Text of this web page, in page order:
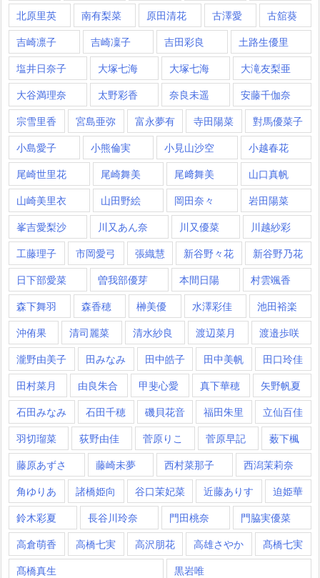
北原里英 南有梨菜 原田清花 古澤愛 古舘葵
吉崎凛子 吉崎凜子 吉田彩良 土路生優里
塩井日奈子 大塚七海 大塚七海​ 大滝友梨亜
大谷満理奈 太野彩香 奈良未遥 安藤千伽奈
宗雪里香 宮島亜弥 富永夢有 寺田陽菜 對馬優菜子
小島愛子 小熊倫実 小見山沙空 小越春花
尾崎世里花 尾崎舞美 尾﨑舞美 山口真帆
山崎美里衣 山田野絵 岡田奈々 岩田陽菜
峯吉愛梨沙 川又あん奈 川又優菜 川越紗彩
工藤理子 市岡愛弓 張織慧 新谷野々花 新谷野乃花
日下部愛菜 曽我部優芽 本間日陽 村雲颯香
森下舞羽 森香穂 榊美優 水澤彩佳 池田裕楽
沖侑果 清司麗菜 清水紗良 渡辺菜月 渡邉歩咲
瀧野由美子 田みなみ 田中皓子 田中美帆 田口玲佳
田村菜月 由良朱合 甲斐心愛 真下華穂 矢野帆夏
石田みなみ 石田千穂 磯貝花音 福田朱里 立仙百佳
羽切瑠菜 荻野由佳 菅原りこ 菅原早記 薮下楓
藤原あずさ 藤崎未夢 西村菜那子 西潟茉莉奈
角ゆりあ 諸橋姫向 谷口茉妃菜 近藤ありす 迫姫華
鈴木彩夏 長谷川玲奈 門田桃奈 門脇実優菜
高倉萌香 高橋七実 高沢朋花 高雄さやか 髙橋七実
髙橋真生 黒岩唯